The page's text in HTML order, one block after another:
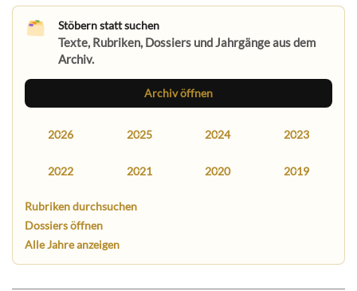
Stöbern statt suchen
Texte, Rubriken, Dossiers und Jahrgänge aus dem
Archiv.
Archiv öffnen
2026 2025 2024 2023
2022 2021 2020 2019
Rubriken durchsuchen
Dossiers öffnen
Alle Jahre anzeigen